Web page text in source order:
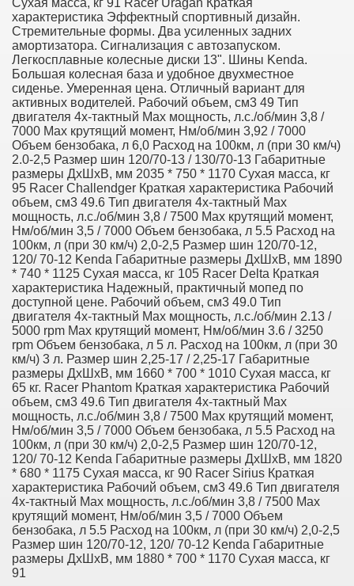
Сухая масса, кг 91 Racer Uragan Краткая
характеристика Эффектный спортивный дизайн.
Стремительные формы. Два усиленных задних
амортизатора. Сигнализация с автозапуском.
Легкосплавные колесные диски 13". Шины Kenda.
Большая колесная база и удобное двухместное
сиденье. Умеренная цена. Отличный вариант для
активных водителей. Рабочий объем, см3 49 Тип
двигателя 4х-тактный Max мощность, л.с./об/мин 3,8 /
7000 Max крутящий момент, Hм/об/мин 3,92 / 7000
Объем бензобака, л 6,0 Расход на 100км, л (при 30 км/ч)
2.0-2,5 Размер шин 120/70-13 / 130/70-13 Габаритные
размеры ДхШхВ, мм 2035 * 750 * 1170 Сухая масса, кг
95 Racer Challendger Краткая характеристика Рабочий
объем, см3 49.6 Тип двигателя 4х-тактный Max
мощность, л.с./об/мин 3,8 / 7500 Max крутящий момент,
Hм/об/мин 3,5 / 7000 Объем бензобака, л 5.5 Расход на
100км, л (при 30 км/ч) 2,0-2,5 Размер шин 120/70-12,
120/ 70-12 Kenda Габаритные размеры ДхШхВ, мм 1890
* 740 * 1125 Сухая масса, кг 105 Racer Delta Краткая
характеристика Надежный, практичный мопед по
доступной цене. Рабочий объем, см3 49.0 Тип
двигателя 4х-тактный Max мощность, л.с./об/мин 2.13 /
5000 rpm Max крутящий момент, Hм/об/мин 3.6 / 3250
rpm Объем бензобака, л 5 л. Расход на 100км, л (при 30
км/ч) 3 л. Размер шин 2,25-17 / 2,25-17 Габаритные
размеры ДхШхВ, мм 1660 * 700 * 1010 Сухая масса, кг
65 кг. Racer Phantom Краткая характеристика Рабочий
объем, см3 49.6 Тип двигателя 4х-тактный Max
мощность, л.с./об/мин 3,8 / 7500 Max крутящий момент,
Hм/об/мин 3,5 / 7000 Объем бензобака, л 5.5 Расход на
100км, л (при 30 км/ч) 2,0-2,5 Размер шин 120/70-12,
120/ 70-12 Kenda Габаритные размеры ДхШхВ, мм 1820
* 680 * 1175 Сухая масса, кг 90 Racer Sirius Краткая
характеристика Рабочий объем, см3 49.6 Тип двигателя
4х-тактный Max мощность, л.с./об/мин 3,8 / 7500 Max
крутящий момент, Hм/об/мин 3,5 / 7000 Объем
бензобака, л 5.5 Расход на 100км, л (при 30 км/ч) 2,0-2,5
Размер шин 120/70-12, 120/ 70-12 Kenda Габаритные
размеры ДхШхВ, мм 1880 * 700 * 1170 Сухая масса, кг
91